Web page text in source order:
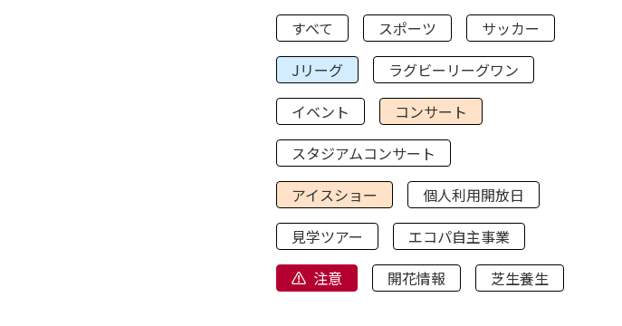
すべて スポーツ
サッカー
Jリーグ
ラグビーリーグワン
イベント
コンサート
スタジアムコンサート
アイスショー
個人利用開放日
見学ツアー
エコパ自主事業
注意
開花情報 芝生養生